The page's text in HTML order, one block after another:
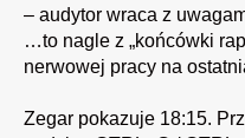
– audytor wraca z
…to nagle z „końcówki
nerwowej pracy na
Zegar pokazuje 18:15.